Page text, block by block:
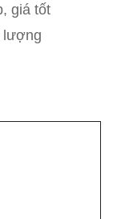
giá tốt
lượng